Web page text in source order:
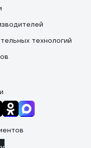
технологий